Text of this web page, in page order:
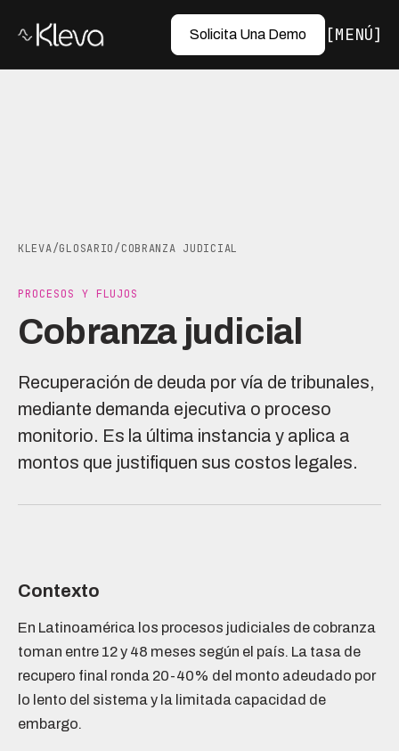
Solicita Una Demo MENÚ
KLEVA/GLOSARIO/COBRANZA JUDICIAL
PROCESOS Y FLUJOS
Cobranza judicial
Recuperación de deuda por vía de tribunales,
mediante demanda ejecutiva o proceso
monitorio. Es la última instancia y aplica a
montos que justifiquen sus costos legales.
Contexto
En Latinoamérica los procesos judiciales de cobranza
toman entre 12 y 48 meses según el país. La tasa de
recupero final ronda 20-40% del monto adeudado por
lo lento del sistema y la limitada capacidad de
embargo.